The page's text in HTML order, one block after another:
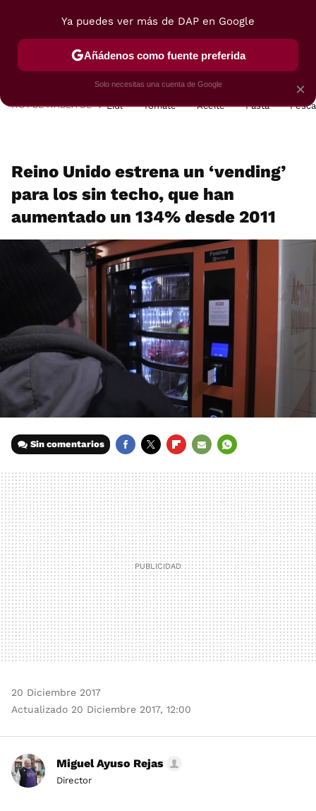
POSTRES VIAJES SELECCIÓN VEGUI
HOY SE HABLA DE Lidl Tomate Aceite Pasta
Reino Unido estrena un ‘vending’
para los sin techo, que han
aumentado un 134% desde 2011
Sin comentarios
MAIL
20 Diciembre 2017
Actualizado 20 Diciembre 2017, 12:00
Miguel Ayuso Rejas
Director
×
Ya puedes ver más de DAP en Google
Añádenos como fuente preferida
Solo necesitas una cuenta de Google